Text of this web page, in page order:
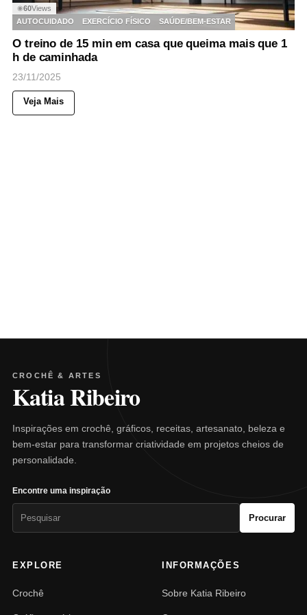
◉60Views
AUTOCUIDADO
EXERCÍCIO FÍSICO SAÚDE/BEM-ESTAR
O treino de 15 min em casa que queima mais que 1
h de caminhada
23/11/2025
Veja Mais
CROCHÊ & ARTES
Katia Ribeiro
Inspirações em crochê, gráficos, receitas, artesanato, beleza e
bem-estar para transformar criatividade em projetos cheios de
personalidade.
Encontre uma inspiração
Procurar
EXPLORE
Crochê
INFORMAÇÕES
Sobre Katia Ribeiro